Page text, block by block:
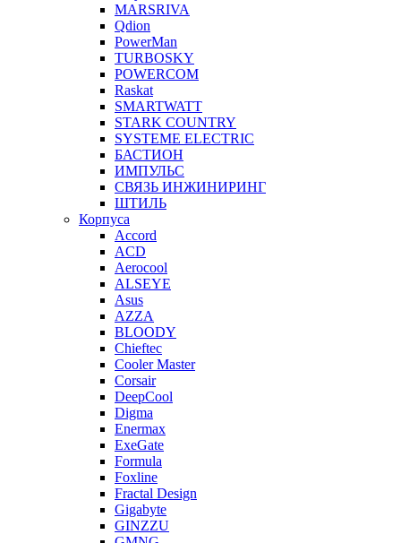
MARSRIVA
Qdion
PowerMan
TURBOSKY
POWERCOM
Raskat
SMARTWATT
STARK COUNTRY
SYSTEME ELECTRIC
БАСТИОН
ИМПУЛЬС
СВЯЗЬ ИНЖИНИРИНГ
ШТИЛЬ
Корпуса
Accord
ACD
Aerocool
ALSEYE
Asus
AZZA
BLOODY
Chieftec
Cooler Master
Corsair
DeepCool
Digma
Enermax
ExeGate
Formula
Foxline
Fractal Design
Gigabyte
GINZZU